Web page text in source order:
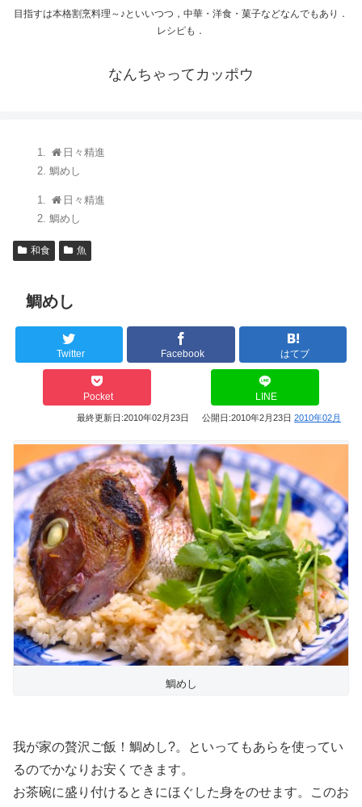
目指すは本格割烹料理～♪といいつつ，中華・洋食・菓子などなんでもあり．
レシピも．
なんちゃってカッポウ
日々精進
鯛めし
日々精進
鯛めし
和食 魚
鯛めし
Twitter Facebook はてブ
Pocket LINE
最終更新日:2010年02月23日 公開日:2010年2月23日 2010年02月
鯛めし
我が家の贅沢ご飯！鯛めし?。といってもあらを使ってい
るのでかなりお安くできます。
お茶碗に盛り付けるときにほぐした身をのせます。このお